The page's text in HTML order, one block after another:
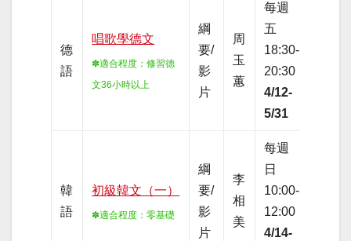
德
語
唱歌學德文
✽適合程度 ：修習德
文36小時以上
綱
要/
影
片
周
玉
蕙
每週
五
18:30-
20:30
4/12-
5/31
韓
語
初級韓文（一）
✽適合程度 ：零基礎
綱
要/
影
片
李
相
美
每週
日
10:00-
12:00
4/14-